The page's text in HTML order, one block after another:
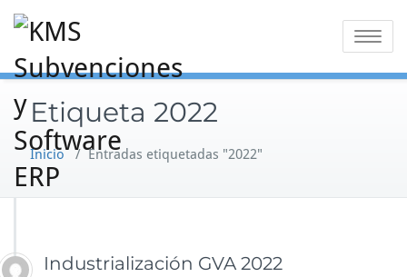
contenido
Alternar
Etiqueta 2022
Inicio/Entradas etiquetadas "2022"
Industrialización GVA 2022